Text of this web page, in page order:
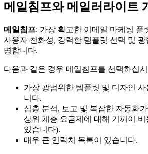
메일침프와 메일러라이트
메일침프: 가장 확고한 이메일 마케팅 플
사용자 친화성, 강력한 템플릿 선택 및
명합니다.
다음과 같은 경우 메일침프를 선택하십
가장 광범위한 템플릿 및 디자인
니다.
심층 분석, 보고 및 복잡한 자동화
상위 계층 요금제에 대해 기꺼이 비
있습니다).
매우 큰 연락처 목록이 있습니다.